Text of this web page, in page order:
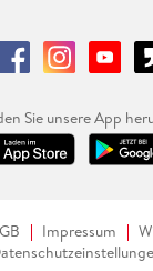
Sie unsere App
Impressum